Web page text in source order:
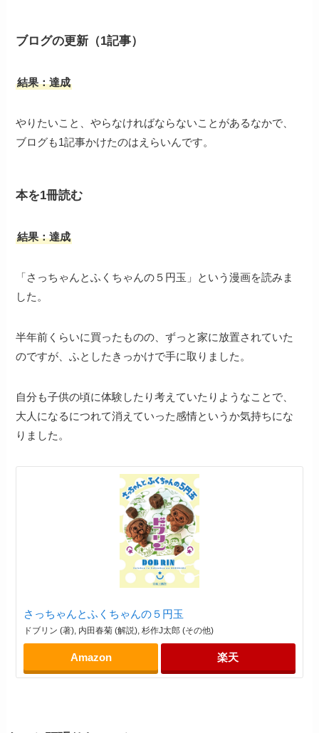
ブログの更新（1記事）
結果：達成
やりたいこと、やらなければならないことがあるなかで、
ブログも1記事かけたのはえらいんです。
本を1冊読む
結果：達成
「さっちゃんとふくちゃんの５円玉」という漫画を読みま
した。
半年前くらいに買ったものの、ずっと家に放置されていた
のですが、ふとしたきっかけで手に取りました。
自分も子供の頃に体験したり考えていたりようなことで、
大人になるにつれて消えていった感情というか気持ちにな
りました。
さっちゃんとふくちゃんの５円玉
ドブリン (著), 内田春菊 (解説), 杉作J太郎 (その他)
Amazon 楽天